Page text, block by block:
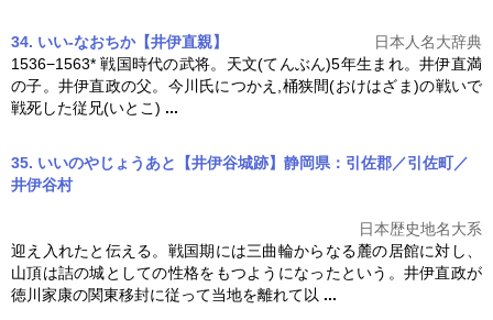
34. いい-なおちか【井伊直親】
日本人名大辞典
1536−1563* 戦国時代の武将。天文(てんぶん)5年生まれ。井伊直満
の子。 井伊直政の父。今川氏につかえ,桶狭間(おけはざま)の戦いで
戦死した従兄(いとこ) ...
35. いいのやじょうあと【井伊谷城跡】静岡県：引佐郡／引佐町／
井伊谷村
日本歴史地名大系
迎え入れたと伝える。戦国期には三曲輪からなる麓の居館に対し、
山頂は詰の城としての性格をもつようになったという。 井伊直政が
徳川家康の関東移封に従って当地を離れて以 ...